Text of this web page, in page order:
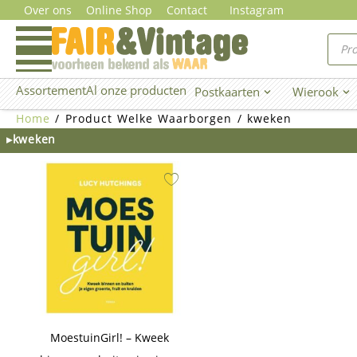
naar
inhoud
Over ons Online Shop Contact Instagram
AssortementAl onze producten Postkaarten Open Postkaarten
Wierook
Home / Product Welke Waarborgen / kweken
▸kweken
MoestuinGirl! – Kweek